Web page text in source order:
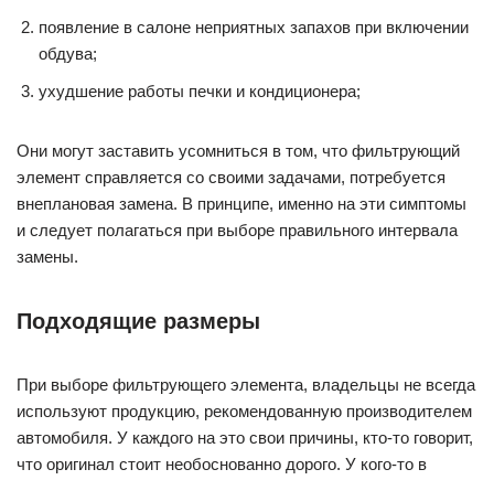
появление в салоне неприятных запахов при включении
обдува;
ухудшение работы печки и кондиционера;
Они могут заставить усомниться в том, что фильтрующий
элемент справляется со своими задачами, потребуется
внеплановая замена. В принципе, именно на эти симптомы
и следует полагаться при выборе правильного интервала
замены.
Подходящие размеры
При выборе фильтрующего элемента, владельцы не всегда
используют продукцию, рекомендованную производителем
автомобиля. У каждого на это свои причины, кто-то говорит,
что оригинал стоит необоснованно дорого. У кого-то в